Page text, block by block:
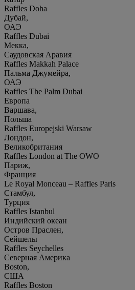
Raffles Doha
Дубай,
ОАЭ
Raffles Dubai
Мекка,
Саудовская Аравия
Raffles Makkah Palace
Пальма Джумейра,
ОАЭ
Raffles The Palm Dubai
Европа
Варшава,
Польша
Raffles Europejski Warsaw
Лондон,
Великобритания
Raffles London at The OWO
Париж,
Франция
Le Royal Monceau – Raffles Paris
Стамбул,
Турция
Raffles Istanbul
Индийский океан
Остров Праслен,
Сейшелы
Raffles Seychelles
Северная Америка
Boston,
США
Raffles Boston